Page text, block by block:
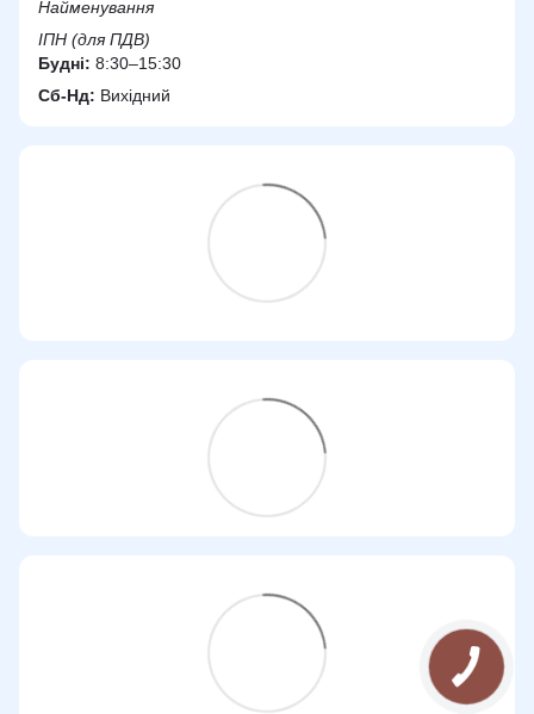
Найменування
ІПН (для ПДВ)
Будні: 8:30–15:30
Сб-Нд: Вихідний